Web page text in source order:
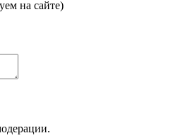
на сайте)